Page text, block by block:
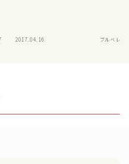
2017.04.16 ブルベレポ